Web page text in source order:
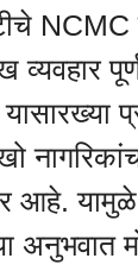
NCMC
आहे.
अनुभवात